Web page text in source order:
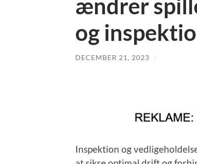
ændrer
og
DECEMBER 21, 2023 /
Inspektion og